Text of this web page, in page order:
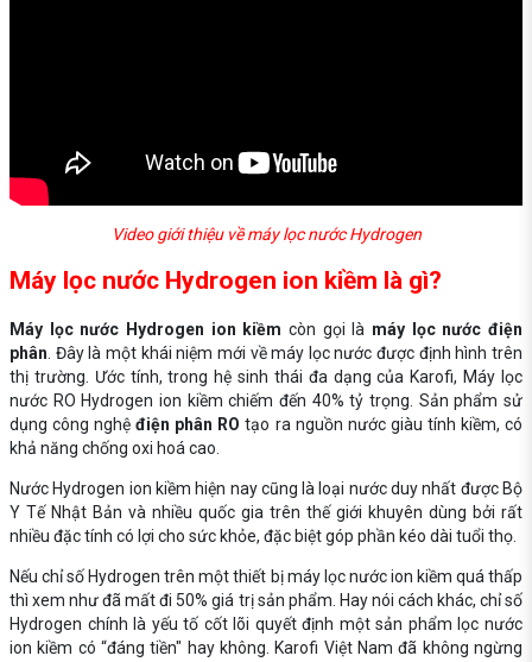
Video giới thiệu về máy lọc nước Hydrogen
Máy lọc nước Hydrogen ion kiềm là gì?
Máy lọc nước Hydrogen ion kiềm còn gọi là máy lọc nước điện
phân . Đây là một khái niệm mới về máy lọc nước được định hình trên
thị trường. Ước tính, trong hệ sinh thái đa dạng của Karofi, Máy lọc
nước RO Hydrogen ion kiềm chiếm đến 40% tỷ trọng. Sản phẩm sử
dụng công nghệđiện phân RO tạo ra nguồn nước giàu tính kiềm, có
khả năng chống oxi hoá cao.
Nước Hydrogen ion kiềm hiện nay cũng là loại nước duy nhất được Bộ
Y Tế Nhật Bản và nhiều quốc gia trên thế giới khuyên dùng bởi rất
nhiều đặc tính có lợi cho sức khỏe, đặc biệt góp phần kéo dài tuổi thọ.
Nếu chỉ số Hydrogen trên một thiết bị máy lọc nước ion kiềm quá thấp
thì xem như đã mất đi 50% giá trị sản phẩm. Hay nói cách khác, chỉ số
Hydrogen chính là yếu tố cốt lõi quyết định một sản phẩm lọc nước
ion kiềm có “đáng tiền" hay không. Karofi Việt Nam đã không ngừng